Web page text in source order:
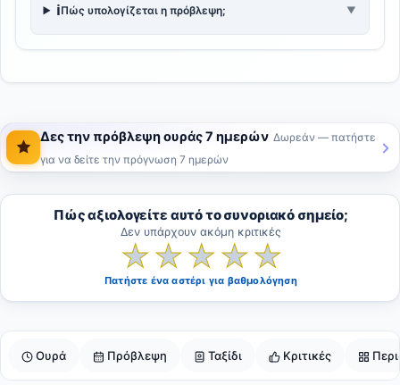
Ουρά Πρόβλεψη Ταξίδι Κριτικές
ℹ️Πώς υπολογίζεται η πρόβλεψη; ▼
Δες την πρόβλεψη ουράς 7 ημερών Δωρεάν — πατήστε
για να δείτε την πρόγνωση 7 ημερών
Πώς αξιολογείτε αυτό το συνοριακό σημείο;
Δεν υπάρχουν ακόμη κριτικές
★★★★★
Πατήστε ένα αστέρι για βαθμολόγηση